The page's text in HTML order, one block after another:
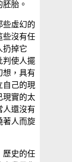
胎。
些虛幻的
些沒有任
扔掉它
判使人擺
想，具有
自己的現
現實的太
人還沒有
著人而旋
歷史的任